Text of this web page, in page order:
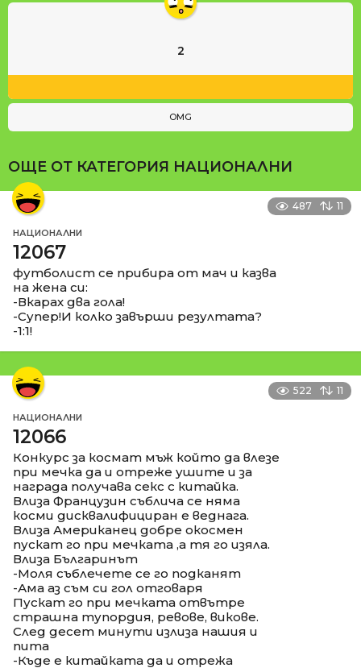
2
OMG
ОЩЕ ОТ КАТЕГОРИЯ НАЦИОНАЛНИ
487 11
НАЦИОНАЛНИ
12067
футболист се прибира от мач и казва
на жена си:
-Вкарах два гола!
-Супер!И колко завърши резултата?
-1:1!
522 11
НАЦИОНАЛНИ
12066
Конкурс за космат мъж който да влезе
при мечка да и отреже ушите и за
награда получава секс с китайка.
Влиза Французин съблича се няма
косми дисквалифициран е веднага.
Влиза Американец добре окосмен
пускат го при мечката ,а тя го изяла.
Влиза Българинът
-Моля съблечете се го подканят
-Ама аз съм си гол отговаря
Пускат го при мечката отвътре
страшна тупордия, ревове, викове.
След десет минути излиза нашия и
пита
-Къде е китайката да и отрежа